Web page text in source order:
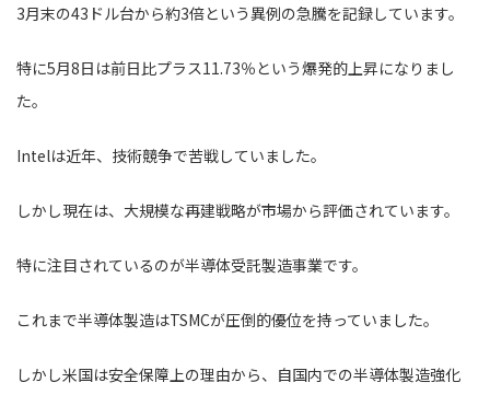
3月末の43ドル台から約3倍という異例の急騰を記録しています。
特に5月8日は前日比プラス11.73％という爆発的上昇になりまし
た。
Intelは近年、技術競争で苦戦していました。
しかし現在は、大規模な再建戦略が市場から評価されています。
特に注目されているのが半導体受託製造事業です。
これまで半導体製造はTSMCが圧倒的優位を持っていました。
しかし米国は安全保障上の理由から、自国内での半導体製造強化